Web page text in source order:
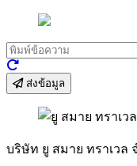
ส่งข้อมูล
บริษัท ยู สมาย ทราเวล